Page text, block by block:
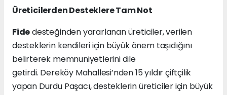
Üreticilerden Desteklere Tam Not
Fidedesteğinden yararlanan üreticiler, verilen
desteklerin kendileri için büyük önem taşıdığını
belirterek memnuniyetlerini dile
getirdi. Dereköy Mahallesi’nden 15 yıldır çiftçilik
yapan Durdu Paşacı, desteklerin üreticiler için büyük